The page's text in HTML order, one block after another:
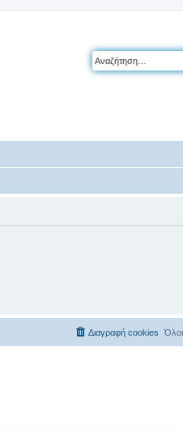
Όλοι
Διαγραφή cookies